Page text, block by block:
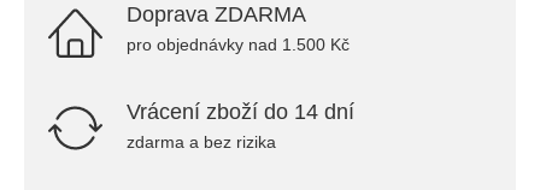
Doprava ZDARMA
pro objednávky nad 1.500 Kč
Vrácení zboží do 14 dní
zdarma a bez rizika